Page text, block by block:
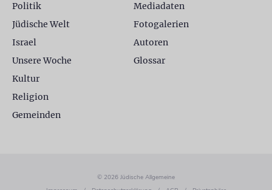
Politik
Jüdische Welt
Israel
Unsere Woche
Kultur
Religion
Gemeinden
Mediadaten
Fotogalerien
Autoren
Glossar
© 2026 Jüdische Allgemeine